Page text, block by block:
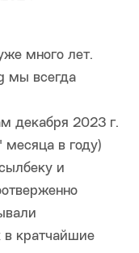
много лет.
мы всегда
декабря 2023 г.
месяца в году)
и
в кратчайшие